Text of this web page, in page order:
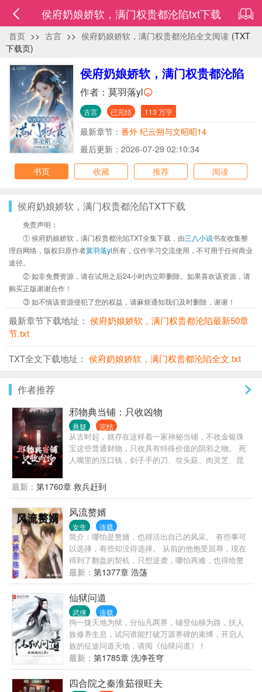
侯府奶娘娇软，满门权贵都沦陷txt下载
首页 >> 古言 >> 侯府奶娘娇软，满门权贵都沦陷全文阅读 (TXT
下载页)
侯府奶娘娇软，满门权贵都沦陷
作者： 莫羽落yl
古言 已完结 113 万字
最新章节： 番外 纪云朔与文昭昭14
最后更新：2026-07-29 02:10:34
书页
收藏 推荐 阅读
侯府奶娘娇软，满门权贵都沦陷TXT下载
免责声明：
① 侯府奶娘娇软，满门权贵都沦陷TXT全集下载，由三八小说书友收集整
理自网络，版权归原作者莫羽落yl所有，仅作学习交流使用，不可用于任何商业
途径。
② 如非免费资源，请在试用之后24小时内立即删除。如果喜欢该资源，请
购买正版谢谢合作！
③ 如不慎该资源侵犯了您的权益，请麻烦通知我们及时删除，谢谢！
最新章节下载地址： 侯府奶娘娇软，满门权贵都沦陷最新50章
节.txt
TXT全文下载地址： 侯府奶娘娇软，满门权贵都沦陷全文.txt
作者推荐
邪物典当铺：只收凶物
悬疑 完结
从古时起，就存在这样着一家神秘当铺，不收金银珠
宝这些普通财物，只收具有特殊价值的阴邪之物。 死
人嘴里的压口钱，刽子手的刀、坟头菇、肉灵芝、昆
卖，便能变邪为宝：升官发财、消灾解难、甚至逆天
改命！ 某些深夜，这家当铺还有许多古怪的客人光
顾。 事物没有好坏之分，永不满足的只有人心......
最新： 第1760章 救兵赶到
风流赘婿
女生 连载
简介：哪怕是赘婿，也得活出自己的风采。 有些事可
以选择，有些却没得选择。 从前的他饱受屈辱，现在
得到了翻盘的契机，只想逆袭，哪怕再难，也得给赘
婿正名，来人间一趟，不能留有遗憾。 美人，江山，
我都要。
最新： 第1377章 浩荡
仙狱问道
武侠 连载
拘一拢天地为狱，分仙凡两界，铺登仙梯为路，扶人
族修养生息，试问谁能打破万源界碑的束缚，开启人
族的征途问道天地，请阅《仙狱问道》！
最新： 第1785章 洗净苍穹
四合院之秦淮茹很旺夫